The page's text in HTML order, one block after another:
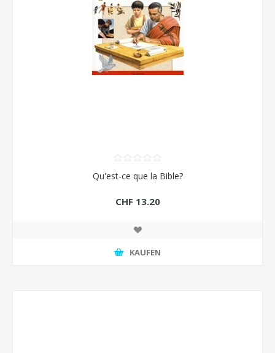
Qu'est-ce que la Bible?
CHF 13.20
KAUFEN